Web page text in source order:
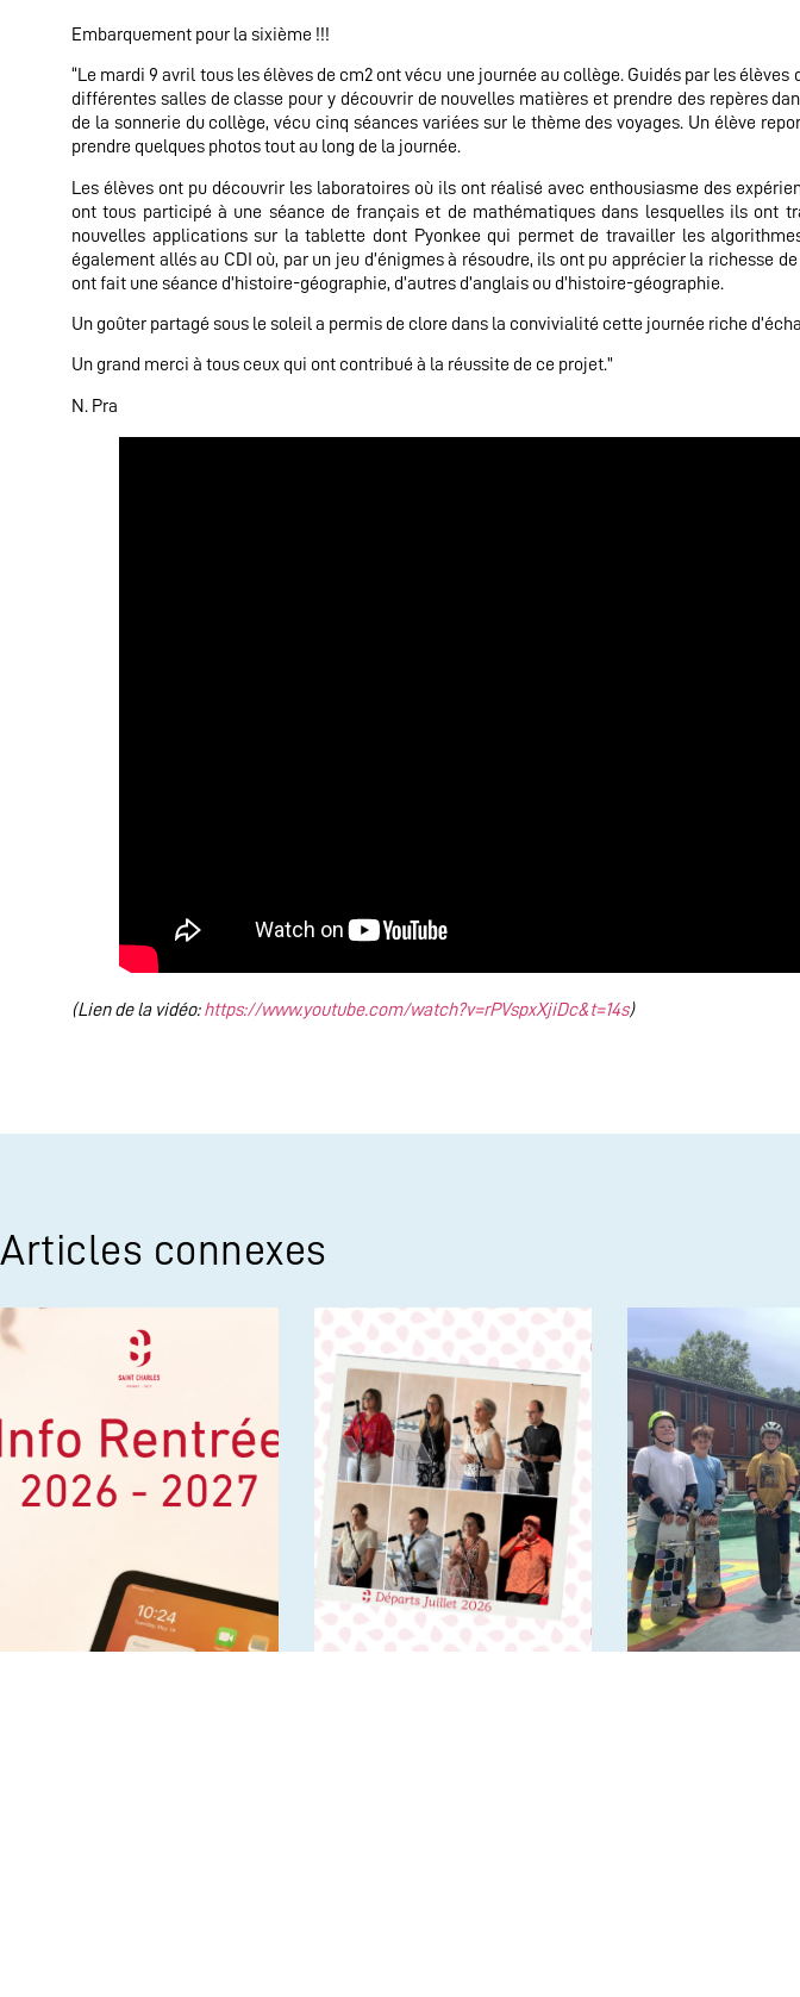
Embarquement pour la sixième !!!
“Le mardi 9 avril tous les élèves de cm2 ont vécu une journée au collège. Guidés par les élèves
différentes salles de classe pour y découvrir de nouvelles matières et prendre des repères
de la sonnerie du collège, vécu cinq séances variées sur le thème des voyages. Un élève
prendre quelques photos tout au long de la journée.
Les élèves ont pu découvrir les laboratoires où ils ont réalisé avec enthousiasme des
ont tous participé à une séance de français et de mathématiques dans lesquelles ils ont
nouvelles applications sur la tablette dont Pyonkee qui permet de travailler les
également allés au CDI où, par un jeu d’énigmes à résoudre, ils ont pu apprécier la richesse
ont fait une séance d’histoire-géographie, d’autres d’anglais ou d’histoire-géographie.
Un goûter partagé sous le soleil a permis de clore dans la convivialité cette journée riche
Un grand merci à tous ceux qui ont contribué à la réussite de ce projet.”
N. Pra
(Lien de la vidéo:https://www.youtube.com/watch?v=rPVspxXjiDc&t=14s)
Articles connexes